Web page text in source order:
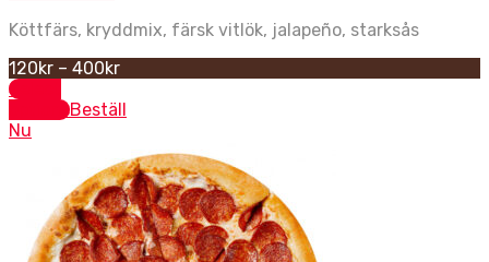
Köttfärs, kryddmix, färsk vitlök, jalapeño, starksås
120kr – 400kr
Select
optionsBeställ
Nu